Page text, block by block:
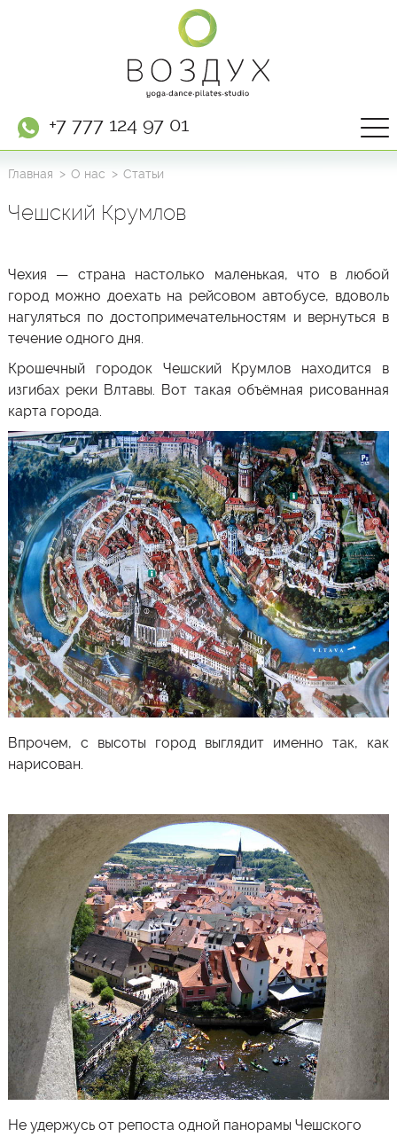
+7 777 124 97 01
Главная О нас Статьи
Чешский Крумлов
Чехия — страна настолько маленькая, что в любой
город можно доехать на рейсовом автобусе, вдоволь
нагуляться по достопримечательностям и вернуться в
течение одного дня.
Крошечный городок Чешский Крумлов находится в
изгибах реки Влтавы. Вот такая объёмная рисованная
карта города.
Впрочем, с высоты город выглядит именно так, как
нарисован.
Не удержусь от репоста одной панорамы Чешского